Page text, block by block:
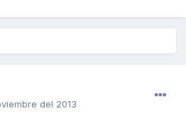
del 2013